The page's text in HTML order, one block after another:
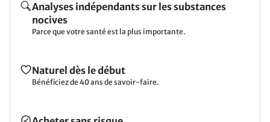
Analyses indépendants sur les substances
nocives
Parce que votre santé est la plus importante.
Naturel dès le début
Bénéficiez de 40 ans de savoir-faire.